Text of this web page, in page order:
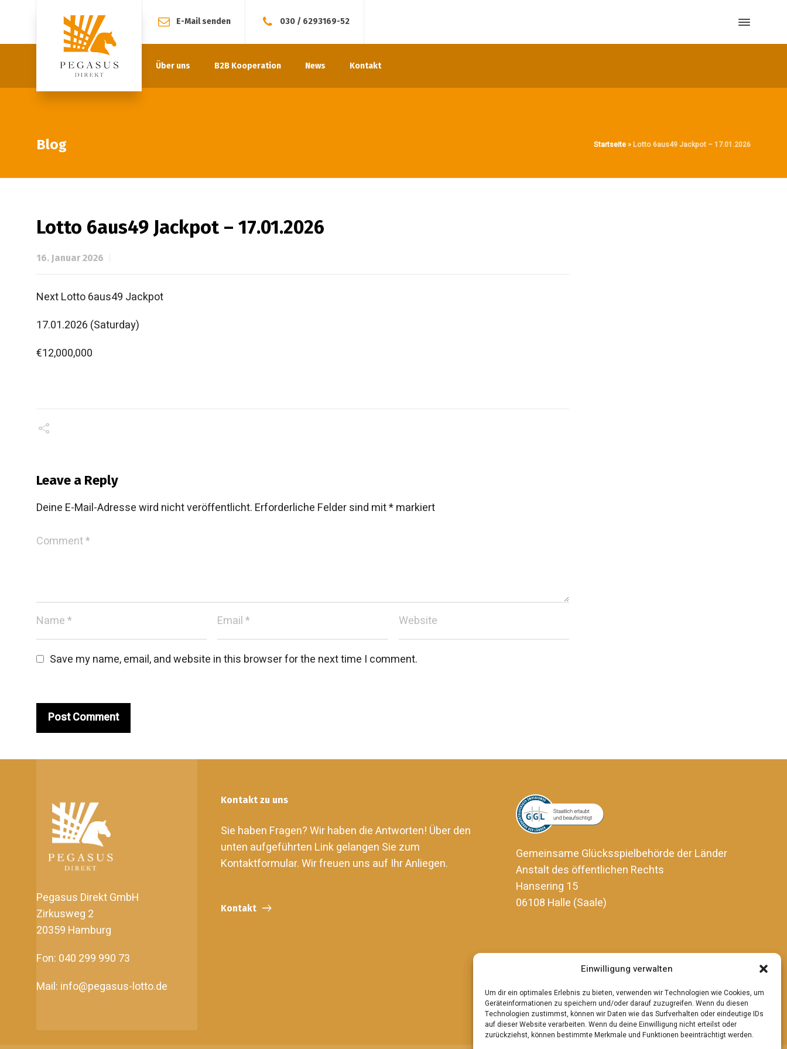
Einwilligung verwalten
Um dir ein optimales Erlebnis zu bieten, verwenden wir Technologien wie Cookies, um
Geräteinformationen zu speichern und/oder darauf zuzugreifen. Wenn du diesen
Technologien zustimmst, können wir Daten wie das Surfverhalten oder eindeutige IDs
auf dieser Website verarbeiten. Wenn du deine Einwilligung nicht erteilst oder
zurückziehst, können bestimmte Merkmale und Funktionen beeinträchtigt werden.
E-Mail senden 030 / 6293169-52
Über uns B2B Kooperation News Kontakt
Blog Startseite»Lotto 6aus49 Jackpot – 17.01.2026
Lotto 6aus49 Jackpot – 17.01.2026
16. Januar 2026
Next Lotto 6aus49 Jackpot
17.01.2026 (Saturday)
€12,000,000
Leave a Reply
Deine E-Mail-Adresse wird nicht veröffentlicht. Erforderliche Felder sind mit*markiert
Save my name, email, and website in this browser for the next time I comment.
Pegasus Direkt GmbH
Zirkusweg 2
20359 Hamburg
Fon: 040 299 990 73
Mail: info@pegasus-lotto.de
Kontakt zu uns
Sie haben Fragen? Wir haben die Antworten! Über den
unten aufgeführten Link gelangen Sie zum
Kontaktformular. Wir freuen uns auf Ihr Anliegen.
Kontakt
Gemeinsame Glücksspielbehörde der Länder
Anstalt des öffentlichen Rechts
Hansering 15
06108 Halle (Saale)